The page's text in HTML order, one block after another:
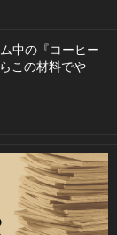
中の『コーヒー
この材料でや